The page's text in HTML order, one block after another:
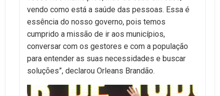
vendo como está a saúde das pessoas. Essa é
essência do nosso governo, pois temos
cumprido a missão de ir aos municípios,
conversar com os gestores e com a população
para entender as suas necessidades e buscar
soluções”, declarou Orleans Brandão.